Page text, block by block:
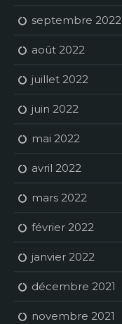
septembre 2022
août 2022
juillet 2022
juin 2022
mai 2022
avril 2022
mars 2022
février 2022
janvier 2022
décembre 2021
novembre 2021